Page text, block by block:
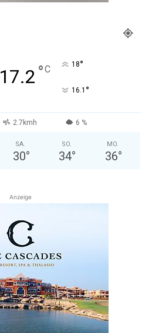
17.2 °C 18°
16.1 °
2.7kmh 6 %
SA.
30°
SO.
34°
MO.
36°
Anzeige